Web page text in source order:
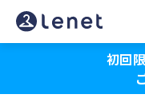
秋
田
の
初回